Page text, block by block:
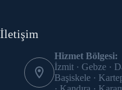
Hacklink panel
Hacklink panel
Hacklink panel
İletişim
Hizmet Bölgesi:
İzmit · Gebze ·
Başiskele ·